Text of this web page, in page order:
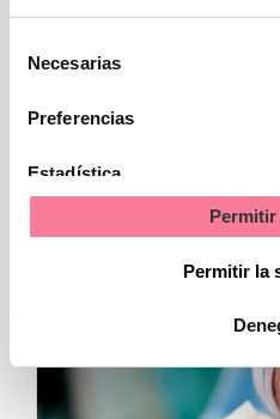
Necesarias
Preferencias
Estadística
Permitir
Permitir la
importante, actúan
apego entre mamá y
que se les respeta
suelen tener
, y
incidencia de